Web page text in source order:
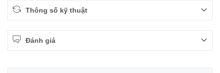
Thông số kỹ thuật
Đánh giá